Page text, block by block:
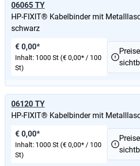
06065 TY
HP-FIXIT® Kabelbinder mit
schwarz
€ 0,00*
Inhalt: 1000 St (€ 0,00* / 100
St)
06120 TY
HP-FIXIT® Kabelbinder mit
€ 0,00*
Inhalt: 1000 St (€ 0,00* / 100
St)